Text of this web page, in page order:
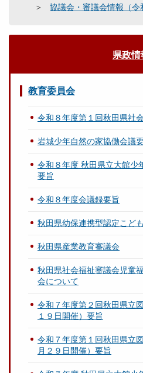
協議会・審議会情報（令
県政情
教育委員会
令和８年度第１回秋田県社
岩城少年自然の家協働会議
令和８年度 秋田県立大館少
要旨
令和８年度会議録要旨
秋田県幼保連携型認定こど
秋田県産業教育審議会
秋田県社会福祉審議会児童
会について
令和７年度第２回秋田県立
１９日開催）要旨
令和７年度第１回秋田県立
月２９日開催）要旨